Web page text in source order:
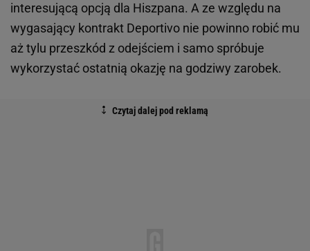
interesującą opcją dla Hiszpana. A ze względu na
wygasający kontrakt Deportivo nie powinno robić mu
aż tylu przeszkód z odejściem i samo spróbuje
wykorzystać ostatnią okazję na godziwy zarobek.